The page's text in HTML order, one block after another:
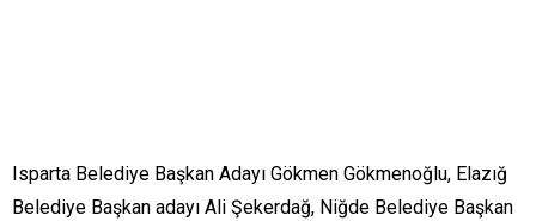
Isparta Belediye Başkan Adayı Gökmen Gökmenoğlu, Elazığ
Belediye Başkan adayı Ali Şekerdağ, Niğde Belediye Başkan